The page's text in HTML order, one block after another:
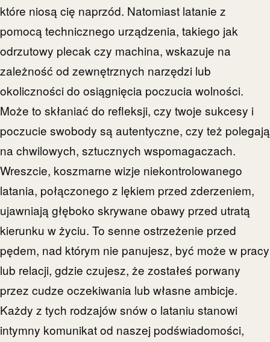
które niosą cię naprzód. Natomiast latanie z
pomocą technicznego urządzenia, takiego jak
odrzutowy plecak czy machina, wskazuje na
zależność od zewnętrznych narzędzi lub
okoliczności do osiągnięcia poczucia wolności.
Może to skłaniać do refleksji, czy twoje sukcesy i
poczucie swobody są autentyczne, czy też polegają
na chwilowych, sztucznych wspomagaczach.
Wreszcie, koszmarne wizje niekontrolowanego
latania, połączonego z lękiem przed zderzeniem,
ujawniają głęboko skrywane obawy przed utratą
kierunku w życiu. To senne ostrzeżenie przed
pędem, nad którym nie panujesz, być może w pracy
lub relacji, gdzie czujesz, że zostałeś porwany
przez cudze oczekiwania lub własne ambicje.
Każdy z tych rodzajów snów o lataniu stanowi
intymny komunikat od naszej podświadomości,